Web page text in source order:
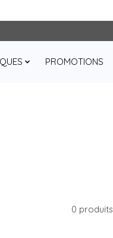
PROMOTIONS
0 produits